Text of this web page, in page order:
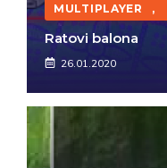
MULTIPLAYER ,
Ratovi balona
26.01.2020